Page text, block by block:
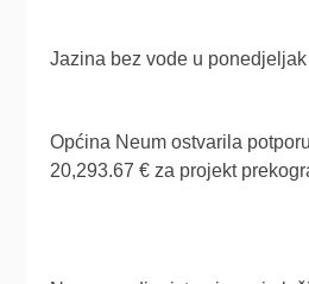
Jazina bez vode u ponedjeljak
Općina Neum ostvarila
20,293.67 € za projekt